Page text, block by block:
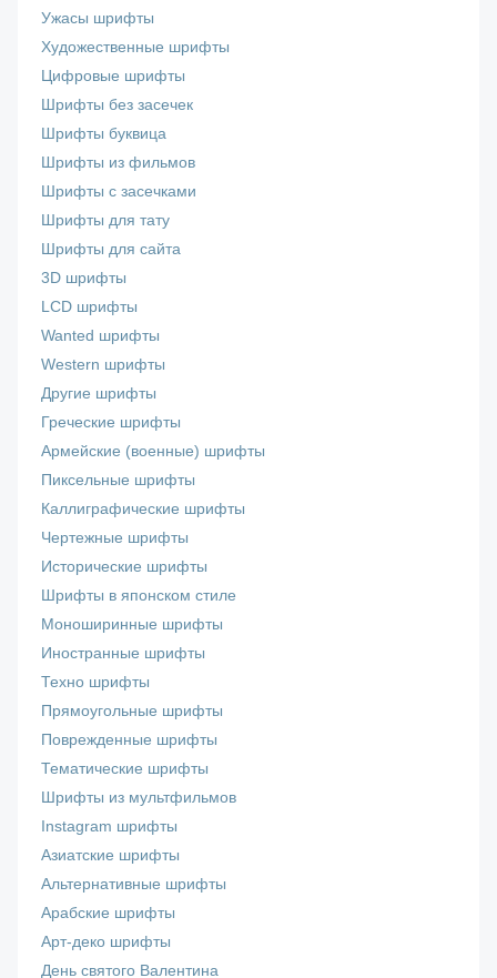
Ужасы шрифты
Художественные шрифты
Цифровые шрифты
Шрифты без засечек
Шрифты буквица
Шрифты из фильмов
Шрифты с засечками
Шрифты для тату
Шрифты для сайта
3D шрифты
LCD шрифты
Wanted шрифты
Western шрифты
Другие шрифты
Греческие шрифты
Армейские (военные) шрифты
Пиксельные шрифты
Каллиграфические шрифты
Чертежные шрифты
Исторические шрифты
Шрифты в японском стиле
Моноширинные шрифты
Иностранные шрифты
Техно шрифты
Прямоугольные шрифты
Поврежденные шрифты
Тематические шрифты
Шрифты из мультфильмов
Instagram шрифты
Азиатские шрифты
Альтернативные шрифты
Арабские шрифты
Арт-деко шрифты
День святого Валентина